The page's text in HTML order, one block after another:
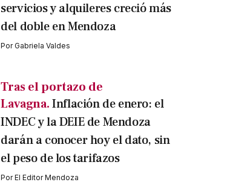
servicios y alquileres creció más
del doble en Mendoza
PorGabriela Valdes
Tras el portazo de
Lavagna.Inflación de enero: el
INDEC y la DEIE de Mendoza
darán a conocer hoy el dato, sin
el peso de los tarifazos
PorEl Editor Mendoza